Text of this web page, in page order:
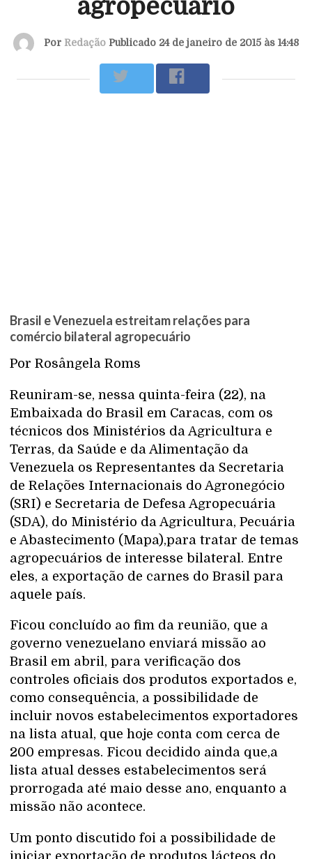
agropecuário
Por Redação Publicado 24 de janeiro de 2015 às 14:48
Brasil e Venezuela estreitam relações para
comércio bilateral agropecuário
Por Rosângela Roms
Reuniram-se, nessa quinta-feira (22), na
Embaixada do Brasil em Caracas, com os
técnicos dos Ministérios da Agricultura e
Terras, da Saúde e da Alimentação da
Venezuela os Representantes da Secretaria
de Relações Internacionais do Agronegócio
(SRI) e Secretaria de Defesa Agropecuária
(SDA), do Ministério da Agricultura, Pecuária
e Abastecimento (Mapa),para tratar de temas
agropecuários de interesse bilateral. Entre
eles, a exportação de carnes do Brasil para
aquele país.
Ficou concluído ao fim da reunião, que a
governo venezuelano enviará missão ao
Brasil em abril, para verificação dos
controles oficiais dos produtos exportados e,
como consequência, a possibilidade de
incluir novos estabelecimentos exportadores
na lista atual, que hoje conta com cerca de
200 empresas. Ficou decidido ainda que,a
lista atual desses estabelecimentos será
prorrogada até maio desse ano, enquanto a
missão não acontece.
Um ponto discutido foi a possibilidade de
iniciar exportação de produtos lácteos do